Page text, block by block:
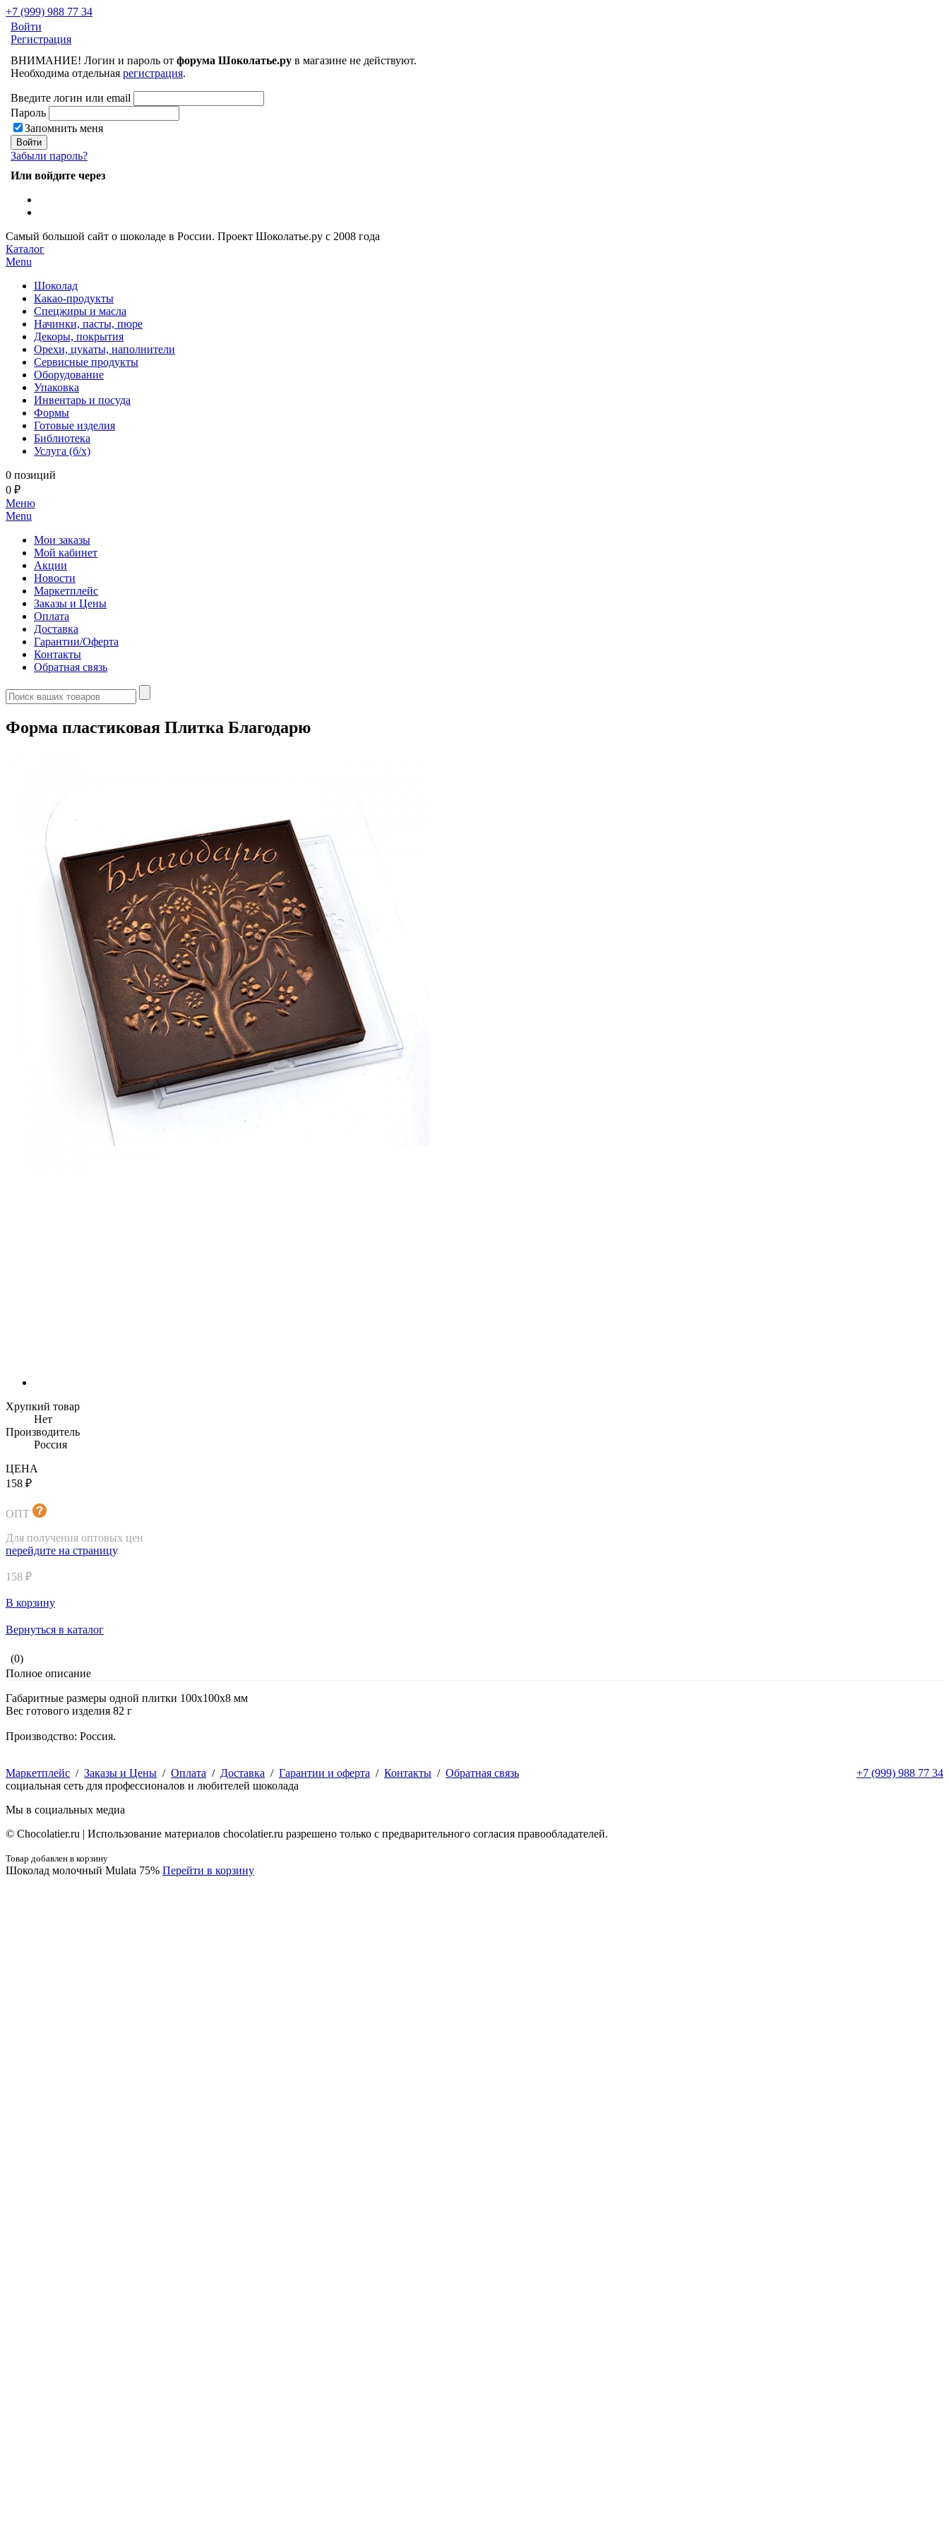
+7 (999) 988 77 34
Войти
Регистрация
ВНИМАНИЕ! Логин и пароль от форума Шоколатье.ру в магазине не действуют.
Необходима отдельная регистрация.
Введите логин или email
Пароль
Запомнить меня
Забыли пароль?
Или войдите через
Самый большой сайт о шоколаде в России. Проект Шоколатье.ру с 2008 года
Каталог
Menu
Шоколад
Какао-продукты
Спецжиры и масла
Начинки, пасты, пюре
Декоры, покрытия
Орехи, цукаты, наполнители
Сервисные продукты
Оборудование
Упаковка
Инвентарь и посуда
Формы
Готовые изделия
Библиотека
Услуга (б/х)
0 позиций
0 ₽
Меню
Menu
Мои заказы
Мой кабинет
Акции
Новости
Маркетплейс
Заказы и Цены
Оплата
Доставка
Гарантии/Оферта
Контакты
Обратная связь
Форма пластиковая Плитка Благодарю
Хрупкий товар
Нет
Производитель
Россия
ЦЕНА
158 ₽
ОПТ
Для получения оптовых цен
перейдите на страницу.
158 ₽
В корзину
Вернуться в каталог
(0)
Полное описание
Габаритные размеры одной плитки 100х100х8 мм
Вес готового изделия 82 г
Производство: Россия.
+7 (999) 988 77 34
Маркетплейс / Заказы и Цены / Оплата / Доставка / Гарантии и оферта / Контакты / Обратная связь
социальная сеть для профессионалов и любителей шоколада
Мы в социальных медиа
© Сhocolatier.ru | Использование материалов chocolatier.ru разрешено только с предварительного согласия правообладателей.
Товар добавлен в корзину
Шоколад молочный Mulata 75% Перейти в корзину